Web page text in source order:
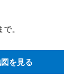
。
を見る